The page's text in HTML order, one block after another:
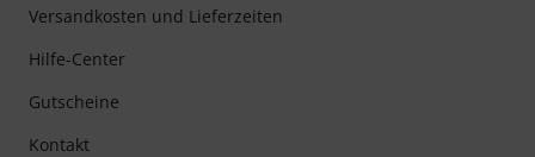
Versandkosten und Lieferzeiten
Hilfe-Center
Gutscheine
Kontakt